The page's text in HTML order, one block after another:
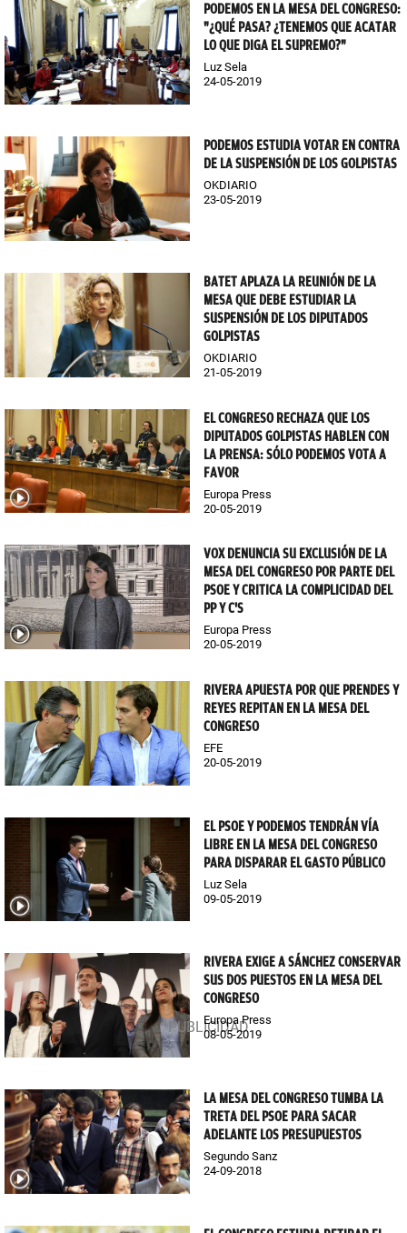
PODEMOS EN LA MESA DEL CONGRESO:
"¿QUÉ PASA? ¿TENEMOS QUE ACATAR
LO QUE DIGA EL SUPREMO?"
Luz Sela
24-05-2019
PODEMOS ESTUDIA VOTAR EN CONTRA
DE LA SUSPENSIÓN DE LOS GOLPISTAS
OKDIARIO
23-05-2019
BATET APLAZA LA REUNIÓN DE LA
MESA QUE DEBE ESTUDIAR LA
SUSPENSIÓN DE LOS DIPUTADOS
GOLPISTAS
OKDIARIO
21-05-2019
EL CONGRESO RECHAZA QUE LOS
DIPUTADOS GOLPISTAS HABLEN CON
LA PRENSA: SÓLO PODEMOS VOTA A
FAVOR
Europa Press
20-05-2019
VOX DENUNCIA SU EXCLUSIÓN DE LA
MESA DEL CONGRESO POR PARTE DEL
PSOE Y CRITICA LA COMPLICIDAD DEL
PP Y C'S
Europa Press
20-05-2019
RIVERA APUESTA POR QUE PRENDES Y
REYES REPITAN EN LA MESA DEL
CONGRESO
EFE
20-05-2019
EL PSOE Y PODEMOS TENDRÁN VÍA
LIBRE EN LA MESA DEL CONGRESO
PARA DISPARAR EL GASTO PÚBLICO
Luz Sela
09-05-2019
RIVERA EXIGE A SÁNCHEZ CONSERVAR
SUS DOS PUESTOS EN LA MESA DEL
CONGRESO
Europa Press
08-05-2019
LA MESA DEL CONGRESO TUMBA LA
TRETA DEL PSOE PARA SACAR
ADELANTE LOS PRESUPUESTOS
Segundo Sanz
24-09-2018